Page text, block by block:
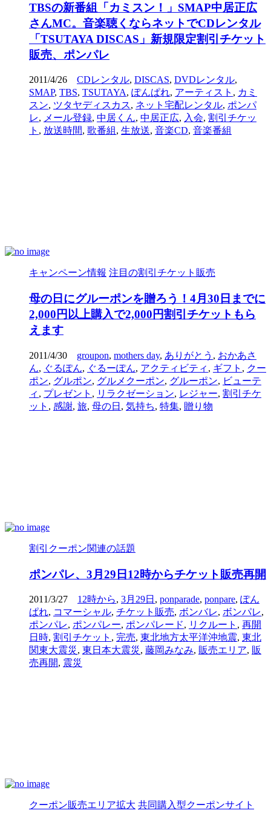
TBSの新番組「カミスン！」SMAP中居正広
さんMC。音楽聴くならネットでCDレンタル
「TSUTAYA DISCAS」新規限定割引チケット
販売、ポンパレ
2011/4/26 CDレンタル, DISCAS, DVDレンタル,
SMAP, TBS, TSUTAYA, ぽんぱれ, アーティスト , カミ
スン, ツタヤディスカス, ネット宅配レンタル, ポンパ
レ, メール登録, 中居くん, 中居正広, 入会, 割引チケッ
ト , 放送時間, 歌番組, 生放送, 音楽CD, 音楽番組
キャンペーン情報 注目の割引チケット販売
母の日にグルーポンを贈ろう！4月30日までに
2,000円以上購入で2,000円割引チケットもら
えます
2011/4/30 groupon, mothers day, ありがとう , おかあさ
ん, ぐるぽん, ぐるーぽん, アクティビティ , ギフト , クー
ポン, グルポン, グルメクーポン, グルーポン, ビューテ
ィ , プレゼント , リラクゼーション, レジャー, 割引チケ
ット , 感謝, 旅, 母の日 , 気持ち, 特集, 贈り物
割引クーポン関連の話題
ポンパレ、3月29日12時からチケット販売再開
2011/3/27 12時から, 3月29日 , ponparade, ponpare, ぽん
ぱれ, コマーシャル, チケット販売, ボンバレ, ボンパレ,
ポンパレ, ポンパレー, ポンパレード, リクルート , 再開
日時, 割引チケット , 完売, 東北地方太平洋沖地震, 東北
関東大震災, 東日本大震災, 藤岡みなみ, 販売エリア, 販
売再開, 震災
クーポン販売エリア拡大 共同購入型クーポンサイト